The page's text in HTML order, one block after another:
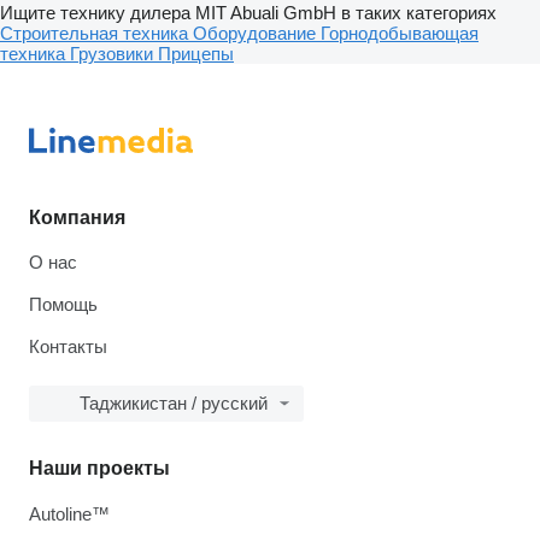
Ищите технику дилера MIT Abuali GmbH в таких категориях
Строительная техника Оборудование Горнодобывающая
техника Грузовики Прицепы
Компания
О нас
Помощь
Контакты
Таджикистан / русский
Наши проекты
Autoline™